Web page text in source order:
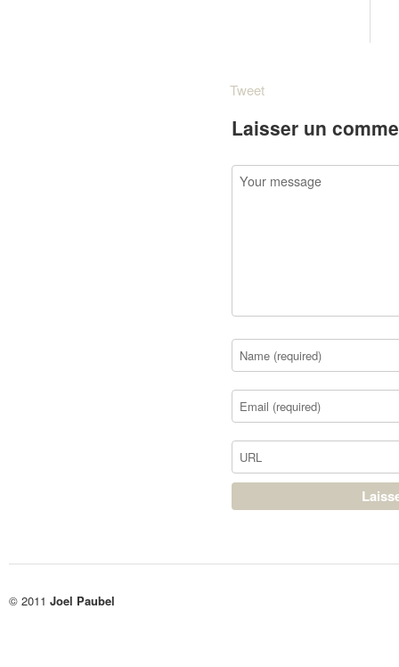
Tweet
Laisser un
© 2011 Joel Paubel